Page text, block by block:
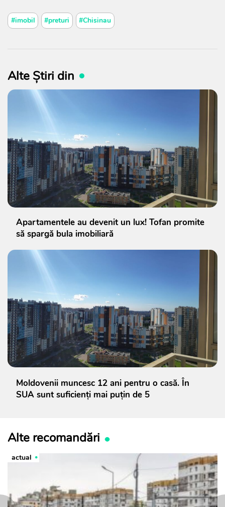
#imobil #preturi #Chisinau
Alte Știri din
Apartamentele au devenit un lux! Tofan promite
să spargă bula imobiliară
Moldovenii muncesc 12 ani pentru o casă. În
SUA sunt suficienți mai puțin de 5
Alte recomandări
actual